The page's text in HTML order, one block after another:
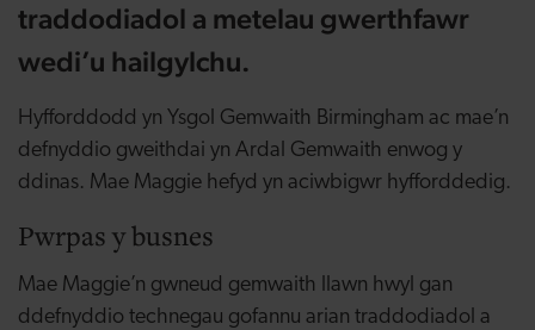
traddodiadol a metelau gwerthfawr
wedi’u hailgylchu.
Hyfforddodd yn Ysgol Gemwaith Birmingham ac mae’n
defnyddio gweithdai yn Ardal Gemwaith enwog y
ddinas. Mae Maggie hefyd yn aciwbigwr hyfforddedig.
Pwrpas y busnes
Mae Maggie’n gwneud gemwaith llawn hwyl gan
ddefnyddio technegau gofannu arian traddodiadol a